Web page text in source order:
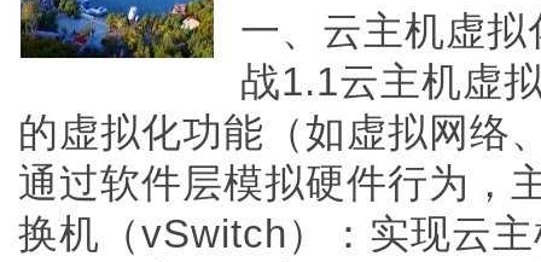
一、云主机虚
战1.1云主机虚
的虚拟化功能（如虚拟网络
通过软件层模拟硬件行为，
换机（vSwitch）：实现云